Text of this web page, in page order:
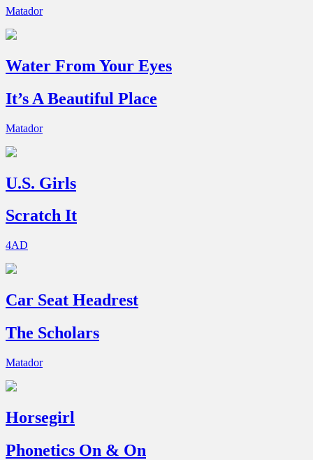
Matador
Water From Your Eyes
It’s A Beautiful Place
Matador
U.S. Girls
Scratch It
4AD
Car Seat Headrest
The Scholars
Matador
Horsegirl
Phonetics On & On